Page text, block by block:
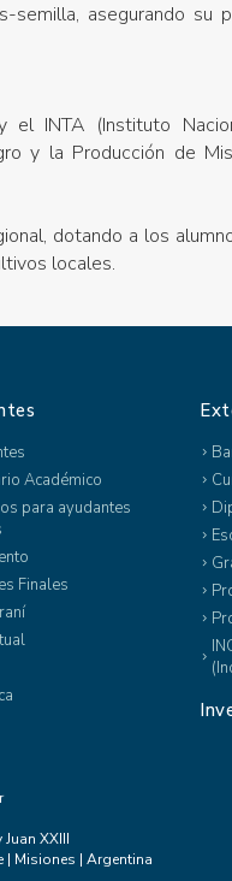
semilla, asegurando su
INTA (Instituto
y la Producción de
dotando a los
locales.
Académico
para ayudantes
Finales
XXIII
| Misiones | Argentina